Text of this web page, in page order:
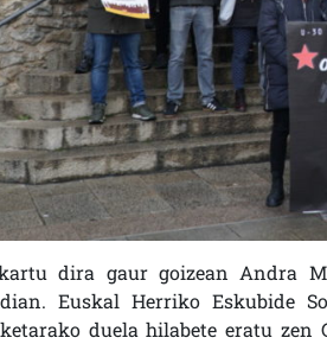
dira gaur goizean Andra
Euskal Herriko Eskubide
duela hilabete eratu zen